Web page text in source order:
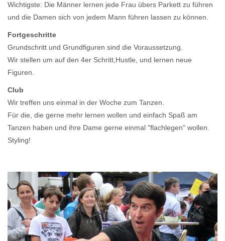
Wichtigste: Die Männer lernen jede Frau übers Parkett zu führen
und die Damen sich von jedem Mann führen lassen zu können.
Fortgeschritte
Grundschritt und Grundfiguren sind die Voraussetzung.
Wir stellen um auf den 4er Schritt,Hustle, und lernen neue
Figuren.
Club
Wir treffen uns einmal in der Woche zum Tanzen.
Für die, die gerne mehr lernen wollen und einfach Spaß am
Tanzen haben und ihre Dame gerne einmal "flachlegen" wollen.
Styling!